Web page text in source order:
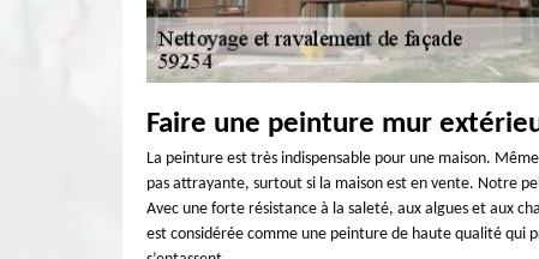
Faire une peinture mur
La peinture est très indispensable pour une maison.
pas attrayante, surtout si la maison est en vente. Notre
Avec une forte résistance à la saleté, aux algues et aux
est considérée comme une peinture de haute qualité qui